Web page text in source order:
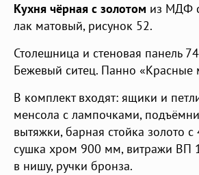
Кухня чёрная с золотом из МДФ
лак матовый, рисунок 52.
Столешница и стеновая панель
Бежевый ситец. Панно «Красные
В комплект входят: ящики и
менсола с лампочками,
вытяжки, барная стойка золото с
сушка хром 900 мм, витражи ВП
в нишу, ручки бронза.